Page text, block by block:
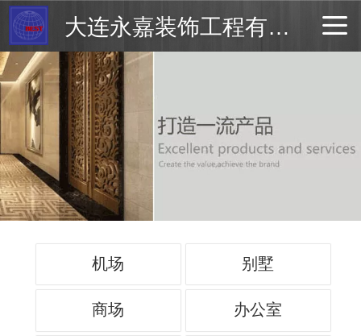
大连永嘉装饰工程有限公司
机场 别墅
商场 办公室